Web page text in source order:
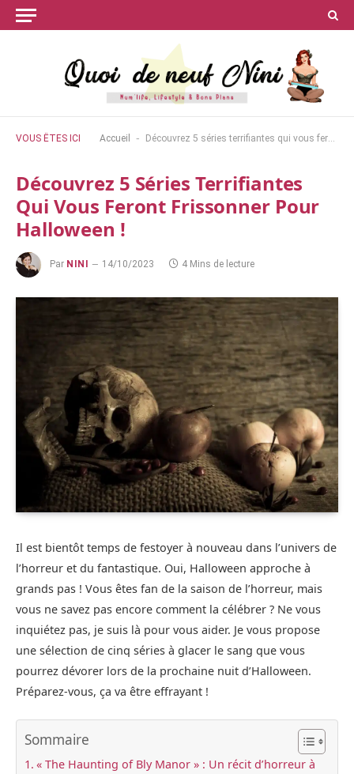
VOUS ÊTES ICI Accueil - Découvrez 5 séries terrifiantes qui vous feront frissonner pour Halloween !
Découvrez 5 Séries Terrifiantes
Qui Vous Feront Frissonner Pour
Halloween !
Par NINI 14/10/2023 4 Mins de lecture
Il est bientôt temps de festoyer à nouveau dans l’univers de
l’horreur et du fantastique. Oui, Halloween approche à
grands pas ! Vous êtes fan de la saison de l’horreur, mais
vous ne savez pas encore comment la célébrer ? Ne vous
inquiétez pas, je suis là pour vous aider. Je vous propose
une sélection de cinq séries à glacer le sang que vous
pourrez dévorer lors de la prochaine nuit d’Halloween.
Préparez-vous, ça va être effrayant !
Sommaire
« The Haunting of Bly Manor » : Un récit d’horreur à